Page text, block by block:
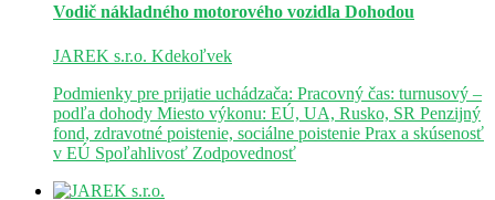
Vodič nákladného motorového vozidla Dohodou
JAREK s.r.o. Kdekoľvek
Podmienky pre prijatie uchádzača: Pracovný čas: turnusový –
podľa dohody Miesto výkonu: EÚ, UA, Rusko, SR Penzijný
fond, zdravotné poistenie, sociálne poistenie Prax a skúsenosť
v EÚ Spoľahlivosť Zodpovednosť